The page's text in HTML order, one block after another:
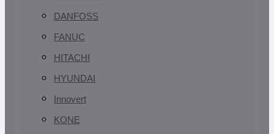
DANFOSS
FANUC
HITACHI
HYUNDAI
Innovert
KONE